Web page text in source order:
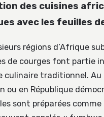
des cuisines
avec les feuilles
régions d’Afrique
de courges font partie
culinaire traditionnel. Au
ou en République
sont préparées